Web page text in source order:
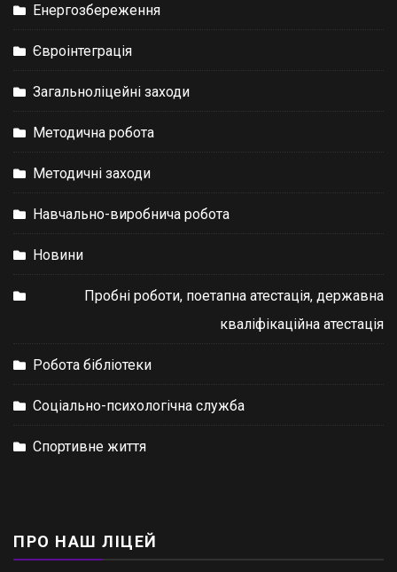
Енергозбереження
Євроінтеграція
Загальноліцейні заходи
Методична робота
Методичні заходи
Навчально-виробнича робота
Новини
Пробні роботи, поетапна атестація, державна
кваліфікаційна атестація
Робота бібліотеки
Соціально-психологічна служба
Спортивне життя
ПРО НАШ ЛІЦЕЙ